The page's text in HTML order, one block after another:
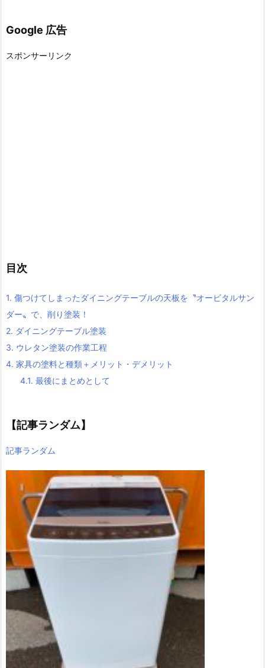
Google 広告
スポンサーリンク
目次
1. 傷つけてしまったダイニングテーブルの天板を〝オービタルサン
ダー〟で、削り塗装！
2. ダイニングテーブル塗装
3. ウレタン塗装の作業工程
4. 家具の塗料と種類＋メリット・デメリット
4.1. 最後にまとめとして
【記事ランダム】
記事ランダム